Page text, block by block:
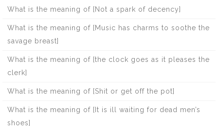
What is the meaning of [Not a spark of decency]
What is the meaning of [Music has charms to soothe the
savage breast]
What is the meaning of [the clock goes as it pleases the
clerk]
What is the meaning of [Shit or get off the pot]
What is the meaning of [It is ill waiting for dead men’s
shoes]